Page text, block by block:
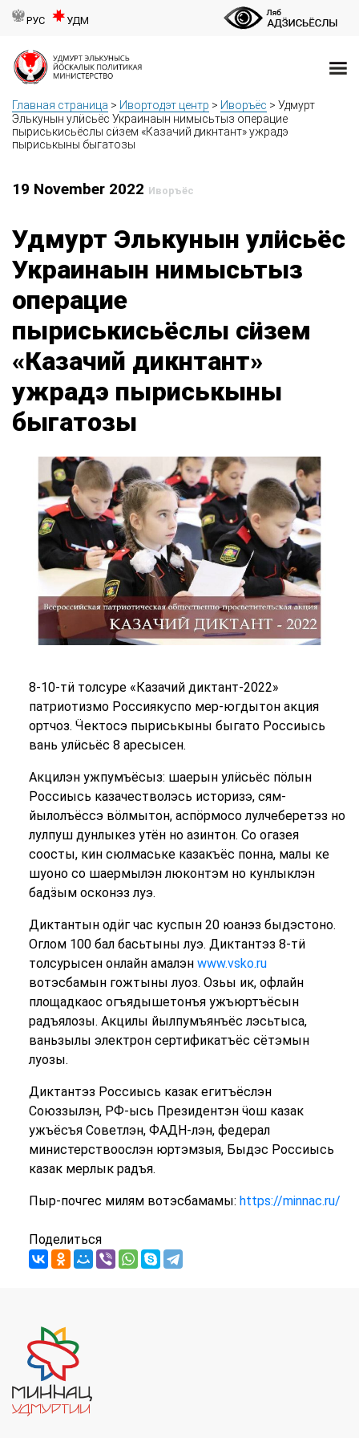
РУС УДМ
Главная страница > Ивортодэт центр > Иворъёс > Удмурт
Элькунын улӥсьёс Украинаын нимысьтыз операцие
пыриськисьёслы сӥзем «Казачий дикнтант» ужрадэ
пыриськыны быгатозы
19 November 2022 Иворъёс
Удмурт Элькунын улӥсьёс
Украинаын нимысьтыз
операцие
пыриськисьёслы сӥзем
«Казачий дикнтант»
ужрадэ пыриськыны
быгатозы
8-10-тӥ толсуре «Казачий диктант-2022»
патриотизмо Россиякуспо мер-югдытон акция
ортчоз. Ӵектосэ пыриськыны быгато Россиысь
вань улӥсьёс 8 аресысен.
Акцилэн ужпумъёсыз: шаерын улӥсьёс пӧлын
Россиысь казачестволэсь историзэ, сям-
йылолъёссэ вӧлмытон, аспӧрмосо лулчеберетэз но
лулпуш дунлыкез утён но азинтон. Со огазея
соосты, кин сюлмаське казакъёс понна, малы ке
шуоно со шаермылэн люконтэм но кунлыклэн
бадӟым осконэз луэ.
Диктантын одӥг час куспын 20 юанэз быдэстоно.
Оглом 100 бал басьтыны луэ. Диктантэз 8-тӥ
толсурысен онлайн амалэн www.vsko.ru
вотэсбамын гожтыны луоз. Озьы ик, офлайн
площадкаос огъядышетонъя ужъюртъёсын
радъялозы. Акцилы йылпумъянъёс лэсьтыса,
ваньзылы электрон сертификатъёс сётэмын
луозы.
Диктантэз Россиысь казак егитъёслэн
Союззылэн, РФ-ысь Президентэн ӵош казак
ужъёсъя Советлэн, ФАДН-лэн, федерал
министерствоослэн юртэмзыя, Быдэс Россиысь
казак мерлык радъя.
Пыр-почгес милям вотэсбамамы: https://minnac.ru/
Поделиться